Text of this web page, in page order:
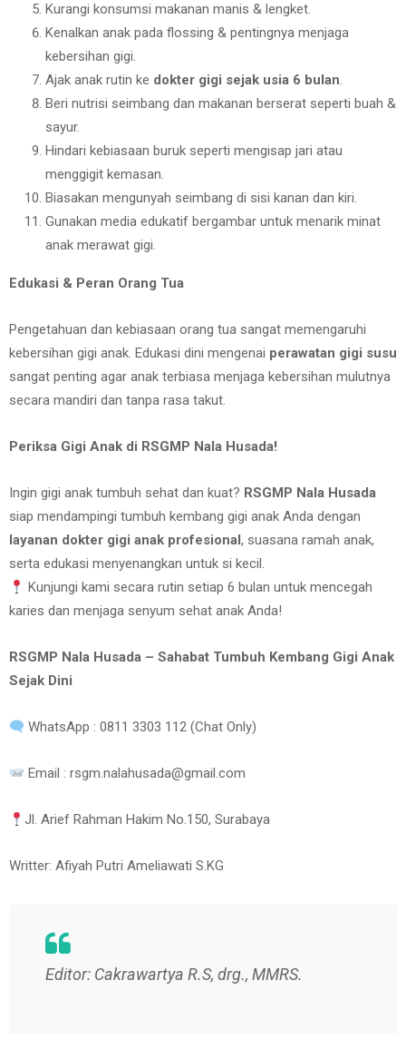
Kurangi konsumsi makanan manis & lengket.
Kenalkan anak pada flossing & pentingnya menjaga
kebersihan gigi.
Ajak anak rutin ke dokter gigi sejak usia 6 bulan.
Beri nutrisi seimbang dan makanan berserat seperti buah &
sayur.
Hindari kebiasaan buruk seperti mengisap jari atau
menggigit kemasan.
Biasakan mengunyah seimbang di sisi kanan dan kiri.
Gunakan media edukatif bergambar untuk menarik minat
anak merawat gigi.
Edukasi & Peran Orang Tua
Pengetahuan dan kebiasaan orang tua sangat memengaruhi
kebersihan gigi anak. Edukasi dini mengenai perawatan gigi susu
sangat penting agar anak terbiasa menjaga kebersihan mulutnya
secara mandiri dan tanpa rasa takut.
Periksa Gigi Anak di RSGMP Nala Husada!
Ingin gigi anak tumbuh sehat dan kuat? RSGMP Nala Husada
siap mendampingi tumbuh kembang gigi anak Anda dengan
layanan dokter gigi anak profesional , suasana ramah anak,
serta edukasi menyenangkan untuk si kecil.
Kunjungi kami secara rutin setiap 6 bulan untuk mencegah
karies dan menjaga senyum sehat anak Anda!
RSGMP Nala Husada – Sahabat Tumbuh Kembang Gigi Anak
Sejak Dini
WhatsApp : 0811 3303 112 (Chat Only)
Email : rsgm.nalahusada@gmail.com
Jl. Arief Rahman Hakim No.150, Surabaya
Writter: Afiyah Putri Ameliawati S.KG
Editor: Cakrawartya R.S, drg., MMRS.